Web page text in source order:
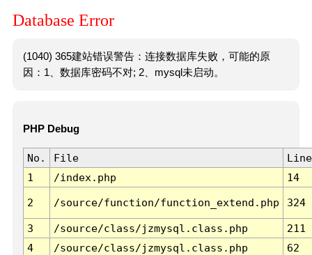
Database Error
(1040) 365建站错误警告：连接数据库失败，可能的原
因：1、数据库密码不对; 2、mysql未启动。
PHP Debug
No. File
Line
1
/index.php 14
2 /source/function/function_extend.php 324
3 /source/class/jzmysql.class.php
211
4
/source/class/jzmysql.class.php
62